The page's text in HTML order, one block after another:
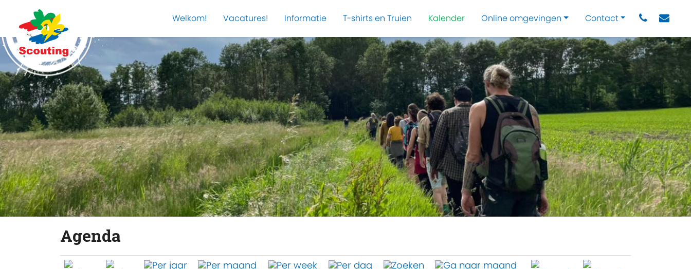
Welkom! Vacatures! Informatie T-shirts en Truien Kalender Online omgevingen Contact
Agenda